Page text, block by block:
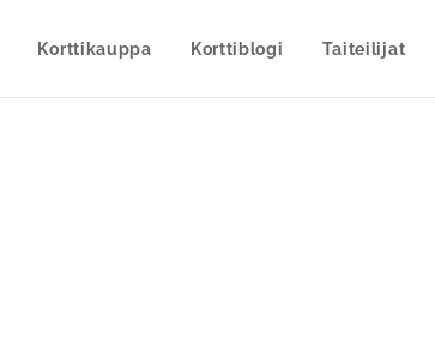
Korttikauppa Korttiblogi Taiteilijat